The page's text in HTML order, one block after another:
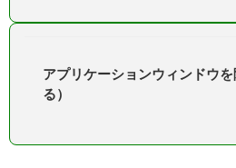
アプリケーションウィンドウ
る）